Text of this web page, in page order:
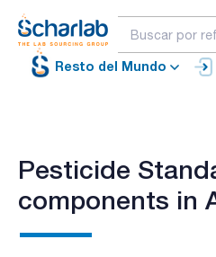
Resto del Mundo
Pesticide
components in